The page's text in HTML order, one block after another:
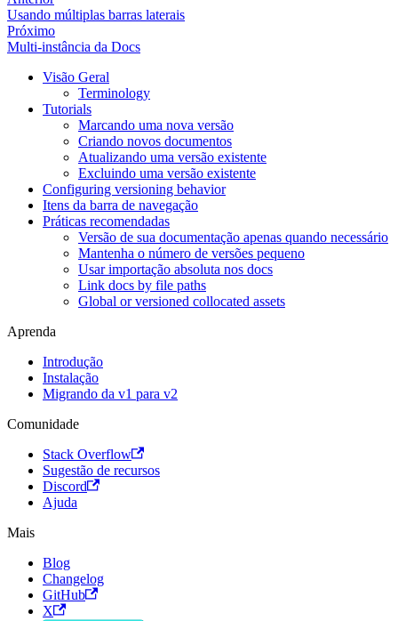
Usando múltiplas barras laterais
Próximo
Multi-instância da Docs
Visão Geral
Terminology
Tutorials
Marcando uma nova versão
Criando novos documentos
Atualizando uma versão existente
Excluindo uma versão existente
Configuring versioning behavior
Itens da barra de navegação
Práticas recomendadas
Versão de sua documentação apenas quando necessário
Mantenha o número de versões pequeno
Usar importação absoluta nos docs
Link docs by file paths
Global or versioned collocated assets
Aprenda
Introdução
Instalação
Migrando da v1 para v2
Comunidade
Stack Overflow
Sugestão de recursos
Discord
Ajuda
Mais
Blog
Changelog
GitHub
X